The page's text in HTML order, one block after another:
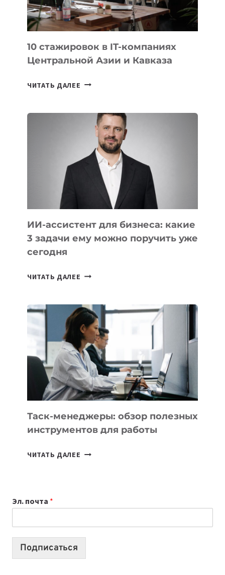
ОЛИМПИАДЕ
ПО
ИИ
10 стажировок в IT-компаниях
Центральной Азии и Кавказа
ЧИТАТЬ ДАЛЕЕ 10
КОМПАНИЯХ
ЦЕНТРАЛЬНОЙ
АЗИИ
КАВКАЗА
ИИ-ассистент для бизнеса: какие
3 задачи ему можно поручить уже
сегодня
ЧИТАТЬ ДАЛЕЕ ИИ-
БИЗНЕСА:
КАКИЕ
3
ЗАДАЧИ
ЕМУ
МОЖНО
ПОРУЧИТЬ
УЖЕ
СЕГОДНЯ
Таск-менеджеры: обзор полезных
инструментов для работы
ЧИТАТЬ ДАЛЕЕ ТАСК-
РАБОТЫ
Эл. почта *
Подписаться